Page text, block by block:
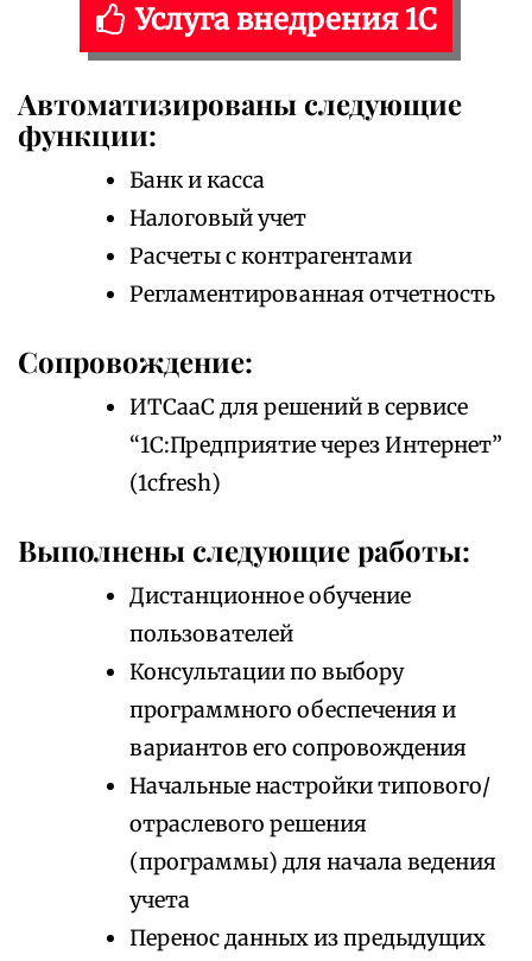
Услуга внедрения 1С
Автоматизированы следующие
функции:
Банк и касса
Налоговый учет
Расчеты с контрагентами
Регламентированная отчетность
Сопровождение:
ИТСааС для решений в сервисе
“1С:Предприятие через Интернет”
(1cfresh)
Выполнены следующие работы:
Дистанционное обучение
пользователей
Консультации по выбору
программного обеспечения и
вариантов его сопровождения
Начальные настройки типового/
отраслевого решения
(программы) для начала ведения
учета
Перенос данных из предыдущих